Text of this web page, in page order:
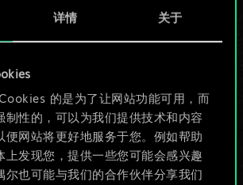
详情 关于
的是为了让网站功能可用，而
制性的，可以为我们提供技术和内容
便网站将更好地服务于您。例如帮助
上发现您，提供一些您可能会感兴趣
尔也可能与我们的合作伙伴分享我们
是分享了一套
能做的不止这
些！